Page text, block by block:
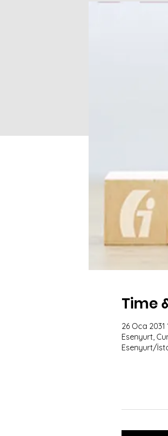
Time
26 Oca 2031
Esenyurt,
Esenyurt/